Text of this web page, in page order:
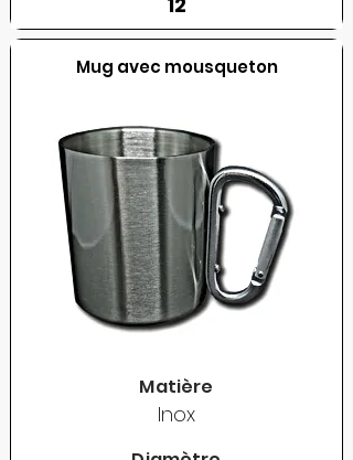
Mug avec mousqueton
Matière
Inox